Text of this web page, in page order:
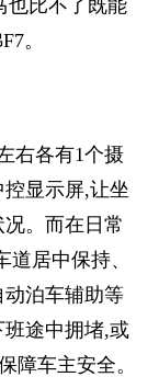
也比不了既能
。
右各有1个摄
显示屏,让坐
。而在日常
居中保持、
泊车辅助等
途中拥堵,或
障车主安全。